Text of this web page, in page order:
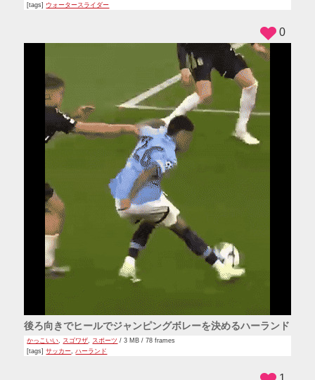
[tags] ウォータースライダー
後ろ向きでヒールでジャンピングボレーを決めるハーランド
かっこいい スゴワザ スポーツ / 3 MB / 78 frames
[tags]サッカー ,ハーランド
0